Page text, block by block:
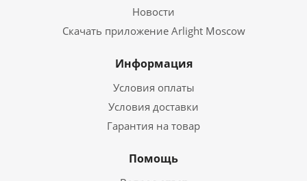
Новости
Скачать приложение Arlight Moscow
Информация
Условия оплаты
Условия доставки
Гарантия на товар
Помощь